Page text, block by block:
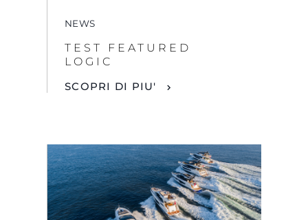
NEWS
TEST FEATURED
LOGIC
SCOPRI DI PIU'